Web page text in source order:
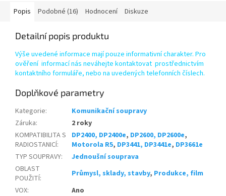
Popis Podobné (16) Hodnocení Diskuze
Detailní popis produktu
Výše uvedené informace mají pouze informativní charakter. Pro
ověření informací nás neváhejte kontaktovat prostřednictvím
kontaktního formuláře, nebo na uvedených telefonních číslech.
Doplňkové parametry
Kategorie:
Komunikační soupravy
Záruka:
2 roky
KOMPATIBILITA S
RADIOSTANICÍ:
DP2400, DP2400e, DP2600, DP2600e,
Motorola R5, DP3441, DP3441e, DP3661e
TYP SOUPRAVY:
Jednoušní souprava
OBLAST
POUŽITÍ: Průmysl, sklady, stavby, Produkce, film
VOX:
Ano